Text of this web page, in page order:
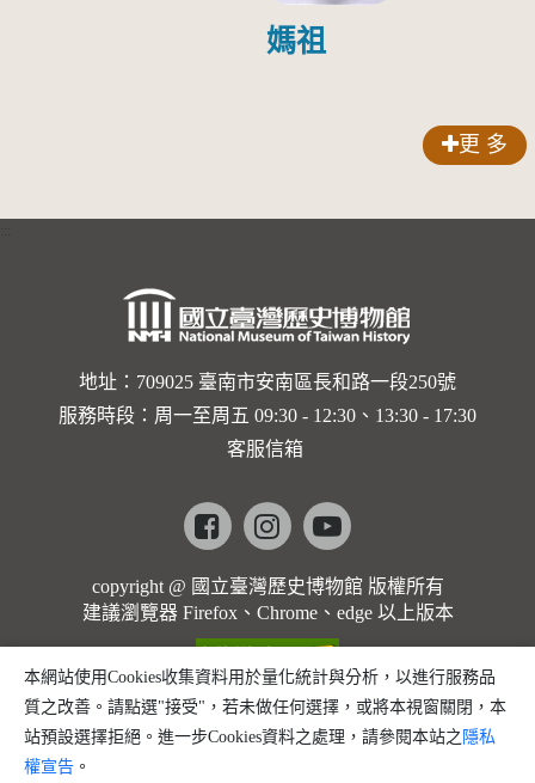
媽祖
更 多
地址：709025 臺南市安南區長和路一段250號
服務時段：周一至周五 09:30 - 12:30、13:30 - 17:30
客服信箱
Facebookinstagramyoutube
copyright @ 國立臺灣歷史博物館 版權所有
建議瀏覽器 Firefox、Chrome、edge 以上版本
本網站使用Cookies收集資料用於量化統計與分析，以進行服務品
質之改善。請點選"接受"，若未做任何選擇，或將本視窗關閉，本
站預設選擇拒絕。進一步Cookies資料之處理，請參閱本站之 隱私
權宣告 。